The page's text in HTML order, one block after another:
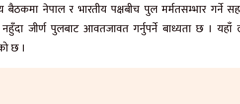
नेपाल र भारतीय पक्षबीच पुल मर्मतसम्भार गर्ने
जीर्ण पुलबाट आवतजावत गर्नुपर्ने बाध्यता छ । यहाँ
छ ।